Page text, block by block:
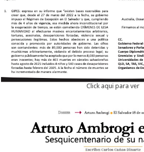
Click aqui para ver